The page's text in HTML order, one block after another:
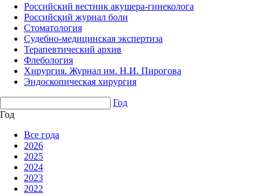
Российский вестник акушера-гинеколога
Российский журнал боли
Стоматология
Судебно-медицинская экспертиза
Терапевтический архив
Флебология
Хирургия. Журнал им. Н.И. Пирогова
Эндоскопическая хирургия
Год
Год
Все года
2026
2025
2024
2023
2022